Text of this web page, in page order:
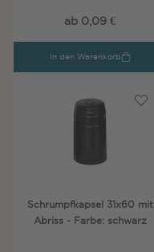
ab 0,09 €
In den Warenkorb
Schrumpfkapsel 31x60 mit
Abriss - Farbe: schwarz